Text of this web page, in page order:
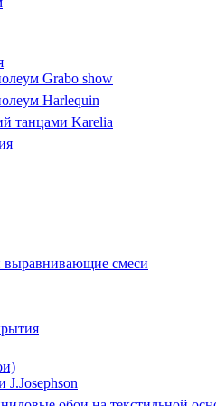
Grabo show
Harlequin
танцами Karelia
смеси
J.Josephson